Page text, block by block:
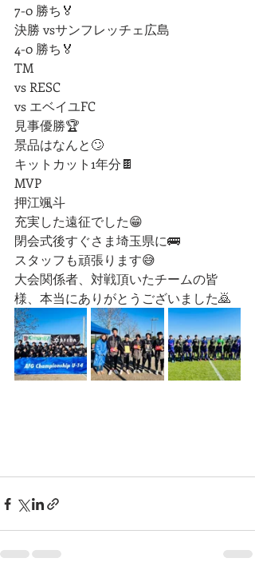
7-0 勝ち🏅
決勝 vsサンフレッチェ広島
4-0 勝ち🏅
TM
vs RESC
vs エベイユFC
見事優勝🏆
景品はなんと🙄
キットカット1年分🍫
MVP
押江颯斗
充実した遠征でした😁
閉会式後すぐさま埼玉県に🚌
スタッフも頑張ります😅
大会関係者、対戦頂いたチームの皆
様、本当にありがとうございました🙇